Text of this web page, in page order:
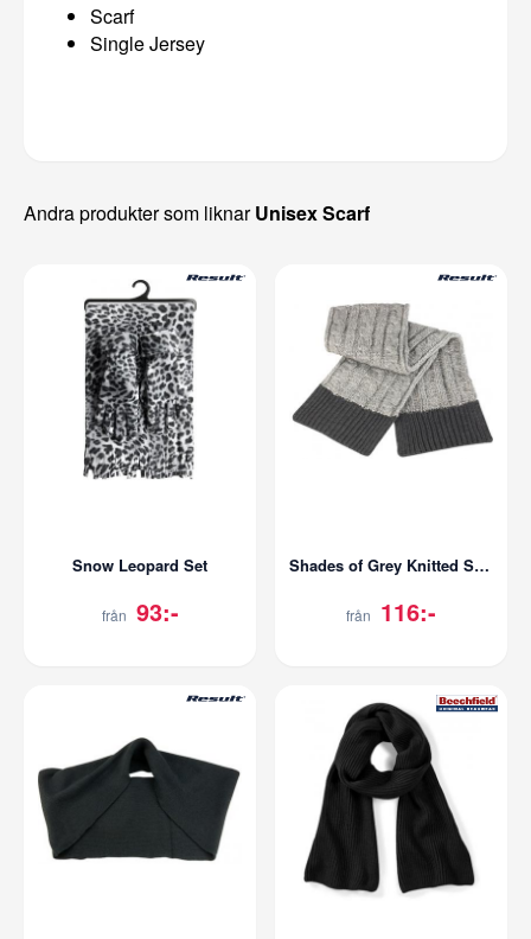
Scarf
Single Jersey
Andra produkter som liknarUnisex Scarf
Snow Leopard Set
från 93:-
Shades of Grey Knitted Scarf
från 116:-